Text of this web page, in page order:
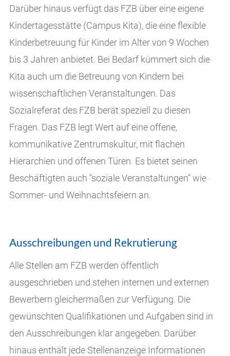
Darüber hinaus verfügt das FZB über eine eigene
Kindertagesstätte (Campus Kita), die eine flexible
Kinderbetreuung für Kinder im Alter von 9 Wochen
bis 3 Jahren anbietet. Bei Bedarf kümmert sich die
Kita auch um die Betreuung von Kindern bei
wissenschaftlichen Veranstaltungen. Das
Sozialreferat des FZB berät speziell zu diesen
Fragen. Das FZB legt Wert auf eine offene,
kommunikative Zentrumskultur, mit flachen
Hierarchien und offenen Türen. Es bietet seinen
Beschäftigten auch "soziale Veranstaltungen" wie
Sommer- und Weihnachtsfeiern an.
Ausschreibungen und Rekrutierung
Alle Stellen am FZB werden öffentlich
ausgeschrieben und stehen internen und externen
Bewerbern gleichermaßen zur Verfügung. Die
gewünschten Qualifikationen und Aufgaben sind in
den Ausschreibungen klar angegeben. Darüber
hinaus enthält jede Stellenanzeige Informationen